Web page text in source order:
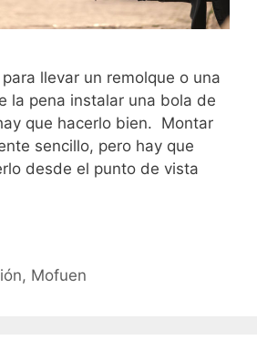
llevar un remolque o una
la pena instalar una bola de
que hacerlo bien. Montar
sencillo, pero hay que
desde el punto de vista
, Mofuen